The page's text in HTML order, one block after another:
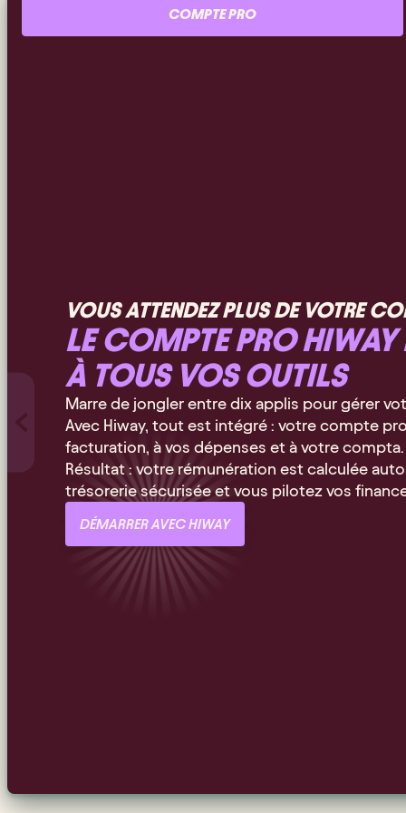
COMPTE PRO
VOUS ATTENDEZ PLUS DE VOTRE
LE COMPTE PRO HIWAY
À TOUS VOS OUTILS
Marre de jongler entre dix applis pour gérer
Avec Hiway, tout est intégré : votre compte
facturation, à vos dépenses et à votre compta.
Résultat : votre rémunération est calculée
trésorerie sécurisée et vous pilotez vos
DÉMARRER AVEC HIWAY